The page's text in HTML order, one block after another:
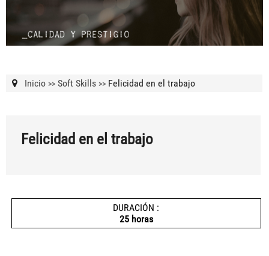
Inicio >> Soft Skills >> Felicidad en el trabajo
Felicidad en el trabajo
DURACIÓN :
25 horas